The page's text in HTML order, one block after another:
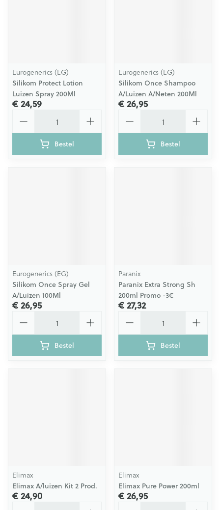
Eurogenerics (EG)
Silikom Protect Lotion
Luizen Spray 200Ml
€ 24,59
Bestel
Eurogenerics (EG)
Silikom Once Shampoo
A/Luizen A/Neten 200Ml
€ 26,95
Bestel
Eurogenerics (EG)
Silikom Once Spray Gel
A/Luizen 100Ml
€ 26,95
Bestel
Paranix
Paranix Extra Strong Sh
200ml Promo -3€
€ 27,32
Bestel
Elimax
Elimax A/luizen Kit 2 Prod.
€ 24,90
Elimax
Elimax Pure Power 200ml
€ 26,95